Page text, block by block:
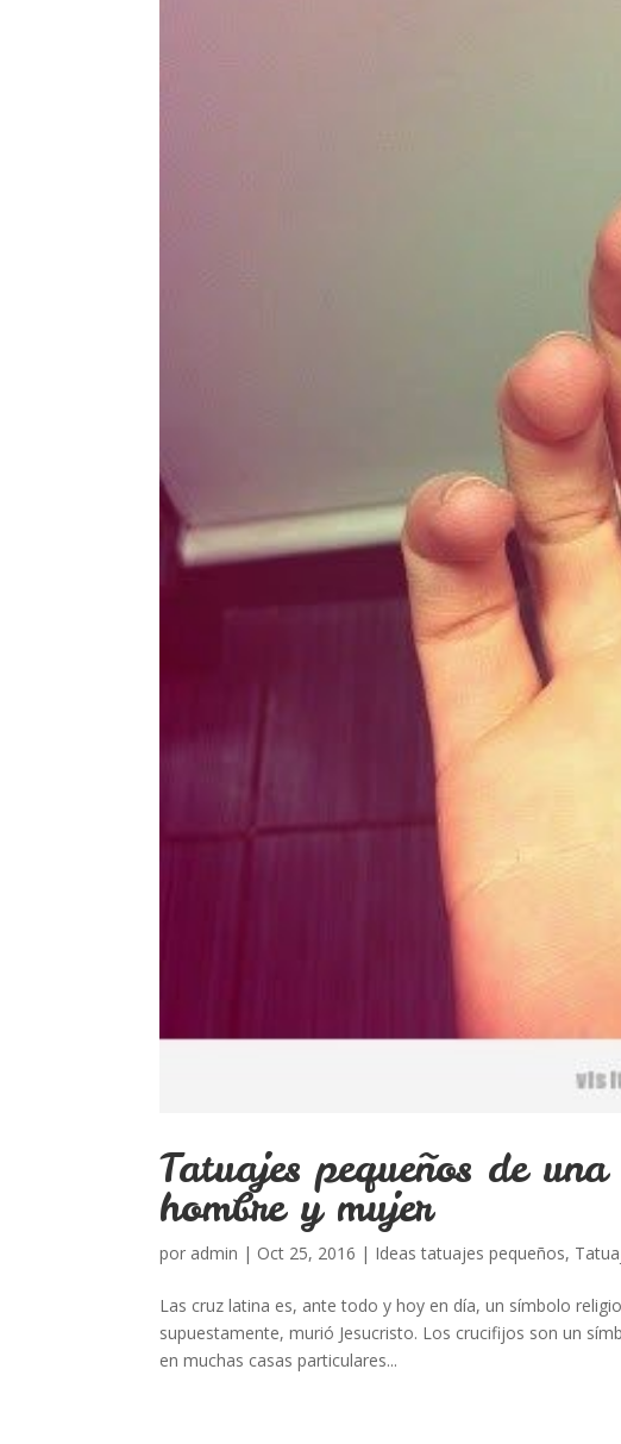
Tatuajes pequeños de
hombre y mujer
por admin | Oct 25, 2016 | Ideas tatuajes pequeños,
Las cruz latina es, ante todo y hoy en día, un símbolo
supuestamente, murió Jesucristo. Los crucifijos son un
en muchas casas particulares...